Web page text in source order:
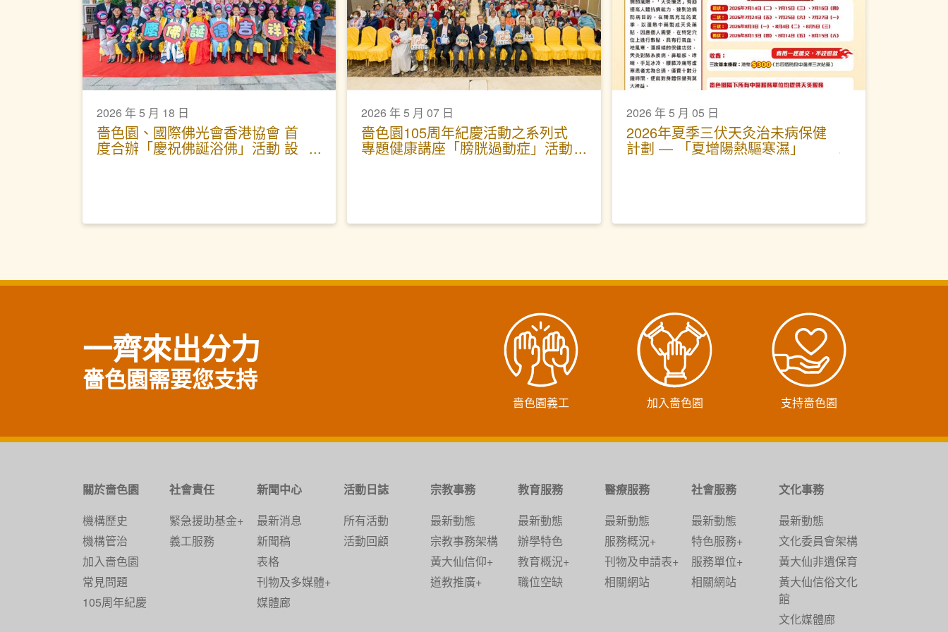
2026 年 5 月 18 日
嗇色園、國際佛光會香港協會 首
度合辦「慶祝佛誕浴佛」活動 設
2026 年 5 月 07 日
嗇色園105周年紀慶活動之系列式
專題健康講座「膀胱過動症」活動
2026 年 5 月 05 日
2026年夏季三伏天灸治未病保健
計劃 — 「夏增陽熱驅寒濕」
一齊來出分力
嗇色園需要您支持
嗇色園義工 加入嗇色園 支持嗇色園
關於嗇色園
機構歷史
機構管治
加入嗇色園
常見問題
105周年紀慶
社會責任
緊急援助基金+
義工服務
新聞中心
最新消息
新聞稿
表格
刊物及多媒體+
媒體廊
活動日誌
所有活動
活動回顧
宗教事務
最新動態
宗教事務架構
黃大仙信仰+
道教推廣+
教育服務
最新動態
辦學特色
教育概況+
職位空缺
醫療服務
最新動態
服務概況+
刊物及申請表+
相關網站
社會服務
最新動態
特色服務+
服務單位+
相關網站
文化事務
最新動態
文化委員會架構
黃大仙非遺保育
黃大仙信俗文化
館
文化媒體廊